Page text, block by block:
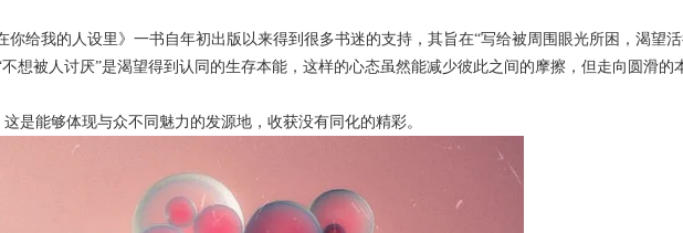
你给我的人设里》一书自年初出版以来得到很多书迷的支持，其旨在“写给被周围眼光所困，渴望
想被人讨厌”是渴望得到认同的生存本能，这样的心态虽然能减少彼此之间的摩擦，但走向圆滑的
是能够体现与众不同魅力的发源地，收获没有同化的精彩。